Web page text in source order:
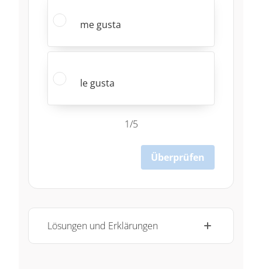
me gusta
le gusta
1/5
Überprüfen
Lösungen und Erklärungen